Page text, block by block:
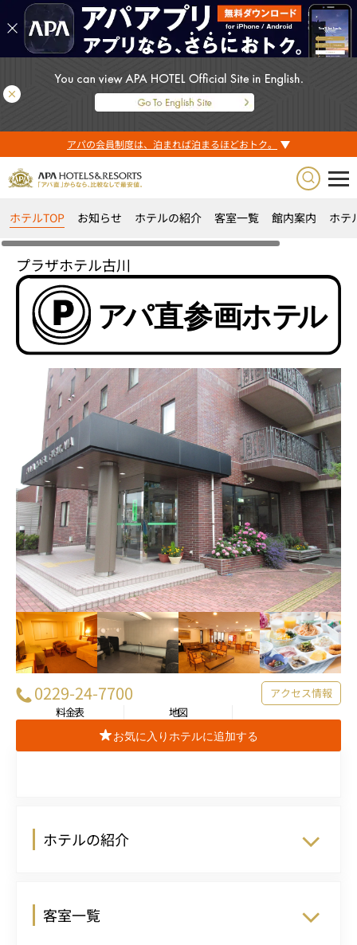
アパの会員制度は、泊まれば泊まるほどおトク。
ホテルTOP お知らせ ホテルの紹介 客室一覧 館内案内 ホテ
プラザホテル古川
0229-24-7700
アクセス情報
料金表
地図
お気に入りホテルに追加する
ホテルの紹介
客室一覧